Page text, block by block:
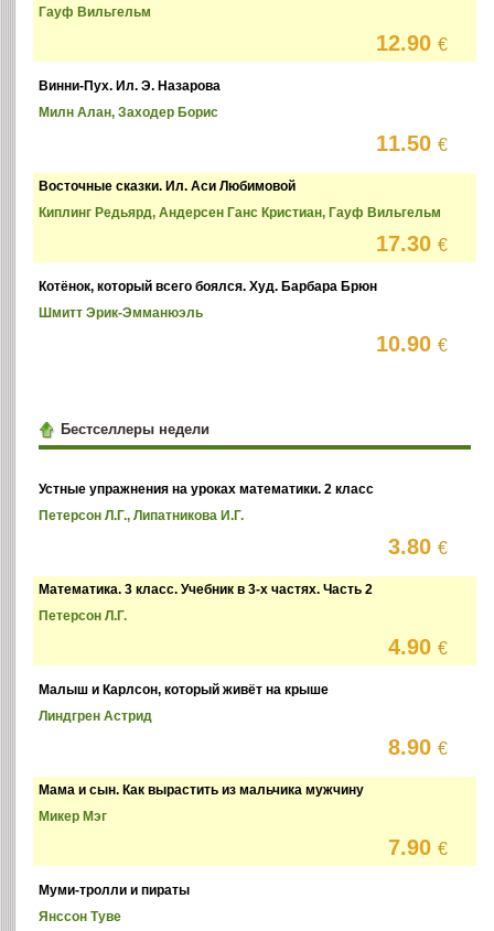
Гауф Вильгельм
12.90€
Винни-Пух. Ил. Э. Назарова
Милн Алан, Заходер Борис
11.50€
Восточные сказки. Ил. Аси Любимовой
Киплинг Редьярд, Андерсен Ганс Кристиан, Гауф Вильгельм
17.30€
Котёнок, который всего боялся. Худ. Барбара Брюн
Шмитт Эрик-Эмманюэль
10.90€
Бестселлеры недели
Устные упражнения на уроках математики. 2 класс
Петерсон Л.Г., Липатникова И.Г.
3.80€
Математика. 3 класс. Учебник в 3-х частях. Часть 2
Петерсон Л.Г.
4.90€
Малыш и Карлсон, который живёт на крыше
Линдгрен Астрид
8.90€
Мама и сын. Как вырастить из мальчика мужчину
Микер Мэг
7.90€
Муми-тролли и пираты
Янссон Туве